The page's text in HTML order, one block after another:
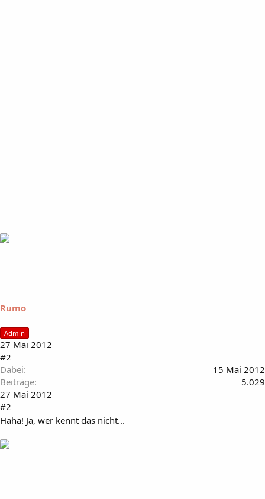
Rumo
Admin
27 Mai 2012
#2
Dabei
15 Mai 2012
Beiträge
5.029
27 Mai 2012
#2
Haha! Ja, wer kennt das nicht...